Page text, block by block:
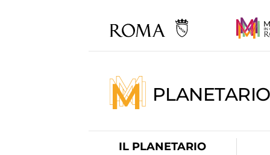
PLANETARIO
IL PLANETARIO